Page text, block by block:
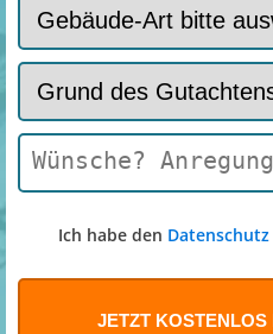
Ich habe den Datenschutz